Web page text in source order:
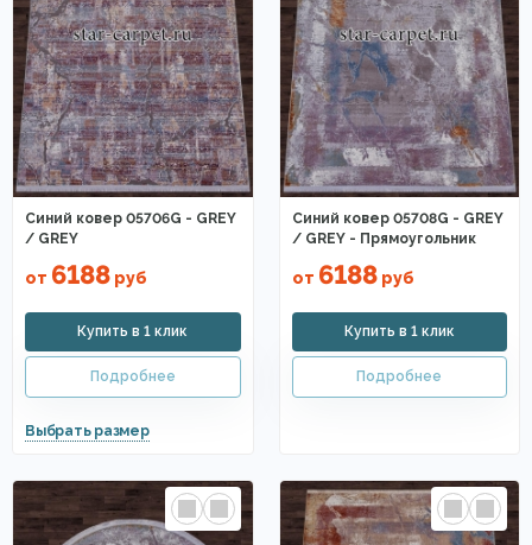
Синий ковер 05706G - GREY
/ GREY
от 6188 руб
Синий ковер 05708G - GREY
/ GREY - Прямоугольник
от 6188руб